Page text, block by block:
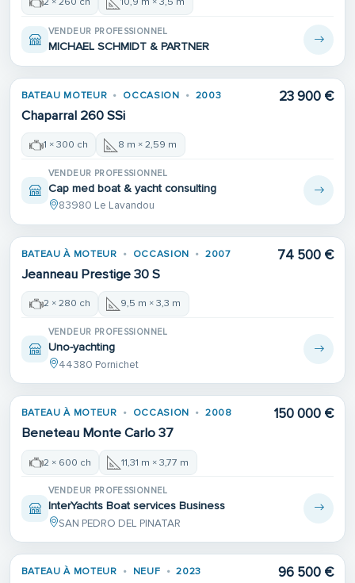
VENDEUR PROFESSIONNEL
MICHAEL SCHMIDT & PARTNER
BATEAU MOTEUR OCCASION 2003
Chaparral 260 SSi
23 900 €
1 × 300 ch 8 m × 2,59 m
VENDEUR PROFESSIONNEL
Cap med boat & yacht consulting
83980 Le Lavandou
BATEAU À MOTEUR OCCASION 2007
Jeanneau Prestige 30 S
74 500 €
2 × 280 ch 9,5 m × 3,3 m
VENDEUR PROFESSIONNEL
Uno-yachting
44380 Pornichet
BATEAU À MOTEUR OCCASION 2008
Beneteau Monte Carlo 37
150 000 €
2 × 600 ch 11,31 m × 3,77 m
VENDEUR PROFESSIONNEL
InterYachts Boat services Business
SAN PEDRO DEL PINATAR
BATEAU À MOTEUR NEUF 2023 96 500 €